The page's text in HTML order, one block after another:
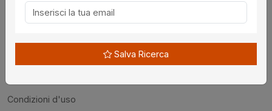
Chi siamo
Disclaimer
News
Condizioni d'uso
Salva Ricerca